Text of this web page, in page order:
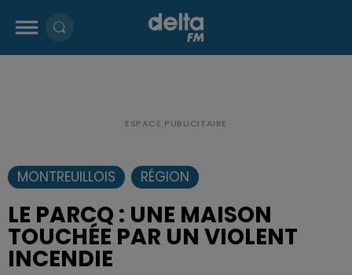
MONTREUILLOIS RÉGION
LE PARCQ : UNE MAISON
TOUCHÉE PAR UN VIOLENT
INCENDIE